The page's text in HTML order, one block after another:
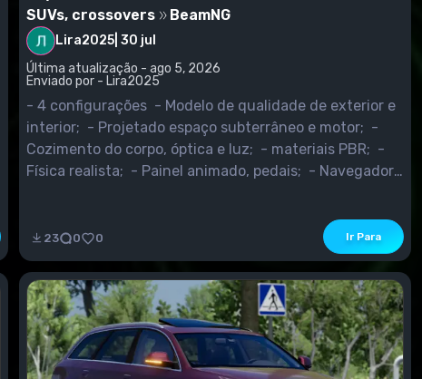
SUVs, crossovers
BeamNG
Lira2025 30 jul
Última atualização - ago 5, 2026
Enviado por - Lira2025
- 4 configurações - Modelo de qualidade de exterior e
interior; - Projetado espaço subterrâneo e motor; -
Cozimento do corpo, óptica e luz; - materiais PBR; -
Física realista; - Painel animado, pedais; - Navegador
23 0 0 Ir Para